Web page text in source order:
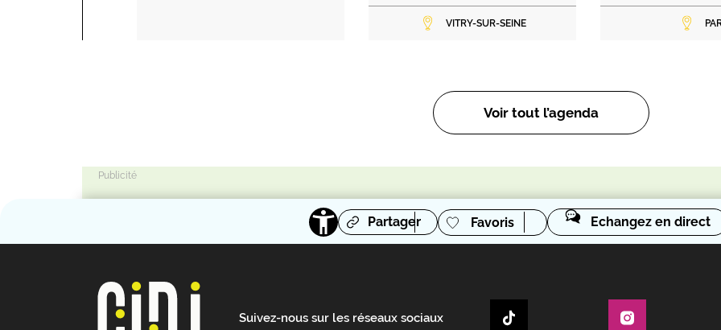
VITRY-SUR-SEINE
Voir tout l’agenda
Partager Favoris Echangez en direct
Suivez-nous sur les réseaux sociaux